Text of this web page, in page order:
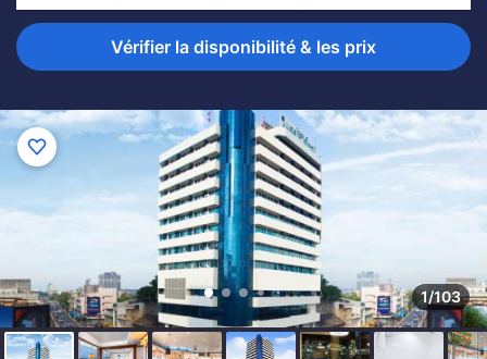
Vérifier la disponibilité & les prix
1/103